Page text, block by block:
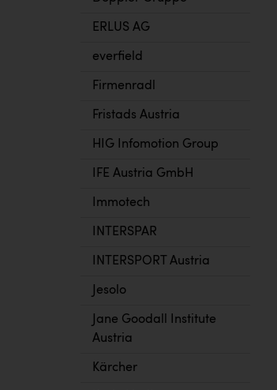
ERLUS AG
everfield
Firmenradl
Fristads Austria
HIG Infomotion Group
IFE Austria GmbH
Immotech
INTERSPAR
INTERSPORT Austria
Jesolo
Jane Goodall Institute
Austria
Kärcher